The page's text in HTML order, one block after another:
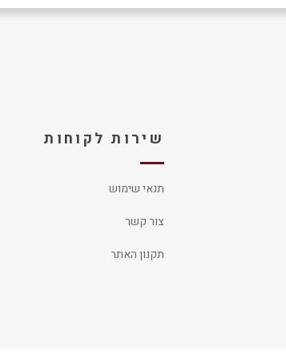
שירות לקוחות
תנאי שימוש
צור קשר
תקנון האתר